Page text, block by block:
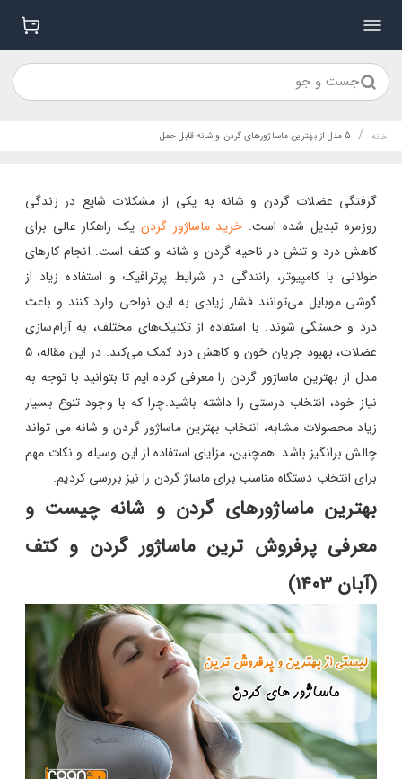
جست و جو
خانه / 5 مدل از بهترین ماساژورهای گردن و شانه قابل حمل
گرفتگی عضلات گردن و شانه به یکی از مشکلات شایع در زندگی
روزمره تبدیل شده است. خرید ماساژور گردن یک راهکار عالی برای
کاهش درد و تنش در ناحیه گردن و شانه و کتف است. انجام کارهای
طولانی با کامپیوتر، رانندگی در شرایط پرترافیک و استفاده زیاد از
گوشی موبایل می‌توانند فشار زیادی به این نواحی وارد کنند و باعث
درد و خستگی شوند. با استفاده از تکنیک‌های مختلف، به آرام‌سازی
عضلات، بهبود جریان خون و کاهش درد کمک می‌کند. در این مقاله، 5
مدل از بهترین ماساژور گردن را معرفی کرده ایم تا بتوانید با توجه به
نیاز خود، انتخاب درستی را داشته باشید.چرا که با وجود تنوع بسیار
زیاد محصولات مشابه، انتخاب بهترین ماساژور گردن و شانه می تواند
چالش برانگیز باشد. همچنین، مزایای استفاده از این وسیله و نکات مهم
برای انتخاب دستگاه مناسب برای ماساژ گردن را نیز بررسی کردیم.
بهترین ماساژورهای گردن و شانه چیست و
معرفی پرفروش ترین ماساژور گردن و کتف
(آبان 1403)